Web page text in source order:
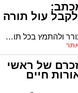
עול תורה
"חובת אדר להתעורר ולהתמץ בכל תוקף ולקבל עלינו עול תורה ולהמשיך את השקידה ביתר שאת ועוז"
של ראשי
חיים